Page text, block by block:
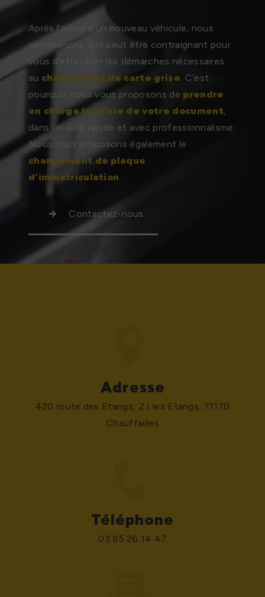
Après l’achat d’un nouveau véhicule, nous
comprenons qu’il peut être contraignant pour
vous d’effectuer les démarches nécessaires
au changement de carte grise . C’est
pourquoi nous vous proposons de prendre
en charge la saisie de votre document
dans un délai rapide et avec professionnalisme.
Nous vous proposons également le
changement de plaque
d'immatriculation
Contactez-nous
Adresse
420 route des Etangs, Z.I les Etangs, 71170
Chauffailles
Téléphone
03 85 26 14 47